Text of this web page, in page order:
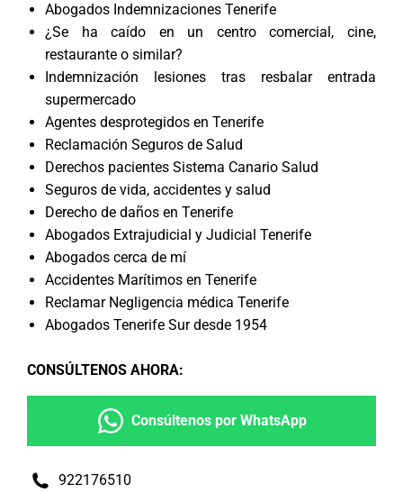
Abogados Indemnizaciones Tenerife
¿Se ha caído en un centro comercial, cine,
restaurante o similar?
Indemnización lesiones tras resbalar entrada
supermercado
Agentes desprotegidos en Tenerife
Reclamación Seguros de Salud
Derechos pacientes Sistema Canario Salud
Seguros de vida, accidentes y salud
Derecho de daños en Tenerife
Abogados Extrajudicial y Judicial Tenerife
Abogados cerca de mí
Accidentes Marítimos en Tenerife
Reclamar Negligencia médica Tenerife
Abogados Tenerife Sur desde 1954
CONSÚLTENOS AHORA:
Consúltenos por WhatsApp
922176510